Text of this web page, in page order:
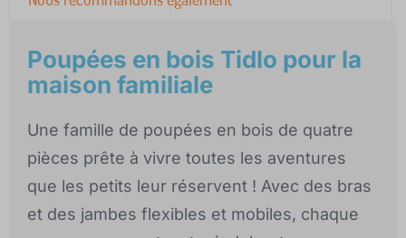
Poupées en bois Tidlo pour la
maison familiale
Une famille de poupées en bois de quatre
pièces prête à vivre toutes les aventures
que les petits leur réservent ! Avec des bras
et des jambes flexibles et mobiles, chaque